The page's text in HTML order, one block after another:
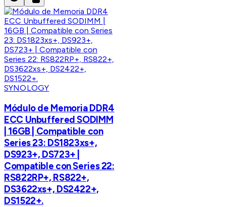
SYNOLOGY
Módulo de Memoria DDR4
ECC Unbuffered SODIMM
| 16GB | Compatible con
Series 23: DS1823xs+,
DS923+, DS723+ |
Compatible con Series 22:
RS822RP+, RS822+,
DS3622xs+, DS2422+,
DS1522+.